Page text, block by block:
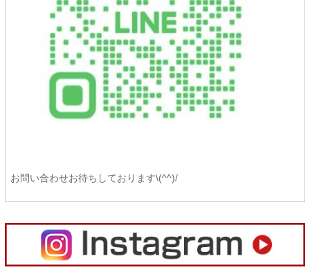
お問い合わせお待ちしております\(^^)/